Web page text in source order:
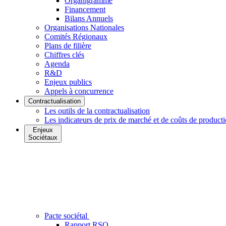
Financement
Bilans Annuels
Organisations Nationales
Comités Régionaux
Plans de filière
Chiffres clés
Agenda
R&D
Enjeux publics
Appels à concurrence
Contractualisation
Les outils de la contractualisation
Les indicateurs de prix de marché et de coûts de
Enjeux
Sociétaux
Pacte sociétal